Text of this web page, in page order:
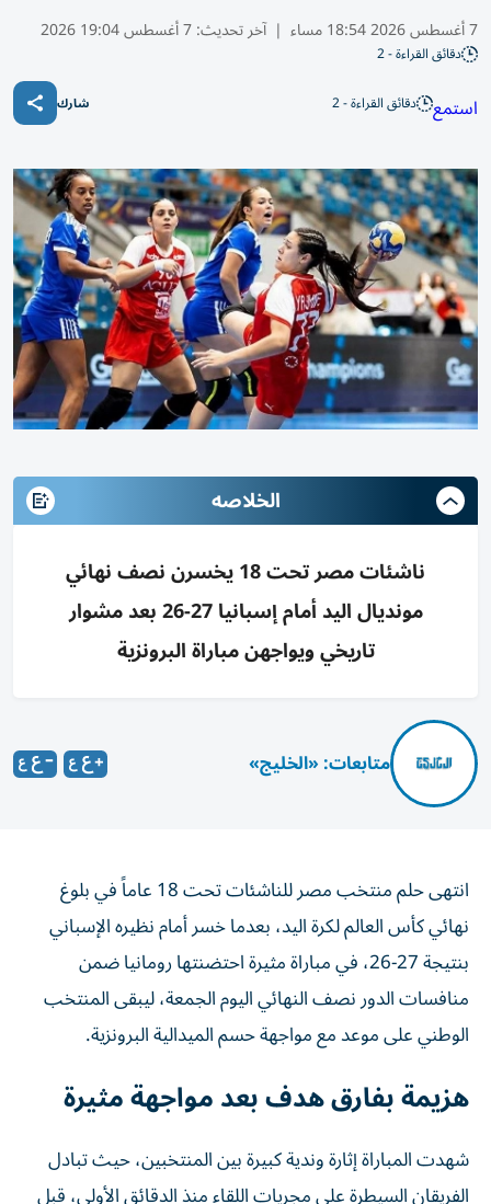
7 أغسطس 2026 18:54 مساء | آخر تحديث:7 أغسطس 19:04 2026
دقائق القراءة - 2
استمع دقائق القراءة - 2 شارك
الخلاصه
ناشئات مصر تحت 18 يخسرن نصف نهائي
مونديال اليد أمام إسبانيا 27-26 بعد مشوار
تاريخي ويواجهن مباراة البرونزية
متابعات: «الخليج»
انتهى حلم منتخب مصر للناشئات تحت 18 عاماً في بلوغ
نهائي كأس العالم لكرة اليد، بعدما خسر أمام نظيره الإسباني
بنتيجة 27-26، في مباراة مثيرة احتضنتها رومانيا ضمن
منافسات الدور نصف النهائي اليوم الجمعة، ليبقى المنتخب
الوطني على موعد مع مواجهة حسم الميدالية البرونزية.
هزيمة بفارق هدف بعد مواجهة مثيرة
الفريقان السيطرة على مجريات اللقاء منذ الدقائق الأولى، قبل